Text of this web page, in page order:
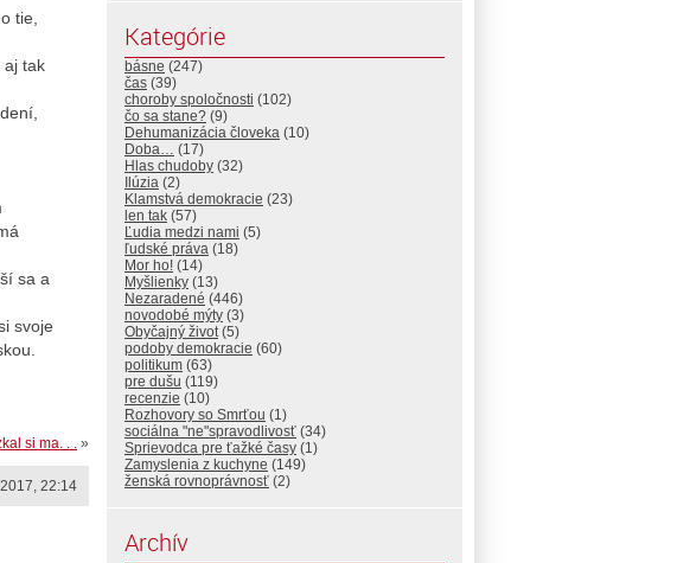
tie,
aj tak
sa a
svoje
si ma. . . »
22:14
Kategórie
básne (247)
čas (39)
choroby spoločnosti (102)
čo sa stane? (9)
Dehumanizácia človeka (10)
Doba… (17)
Hlas chudoby (32)
Ilúzia (2)
Klamstvá demokracie (23)
len tak (57)
Ľudia medzi nami (5)
ľudské práva (18)
Mor ho! (14)
Myšlienky (13)
Nezaradené (446)
novodobé mýty (3)
Obyčajný život(5)
podoby demokracie (60)
politikum (63)
pre dušu (119)
recenzie (10)
Rozhovory so Smrťou (1)
sociálna "ne"spravodlivosť (34)
Sprievodca pre ťažké časy (1)
Zamyslenia z kuchyne (149)
ženská rovnoprávnosť (2)
Archív